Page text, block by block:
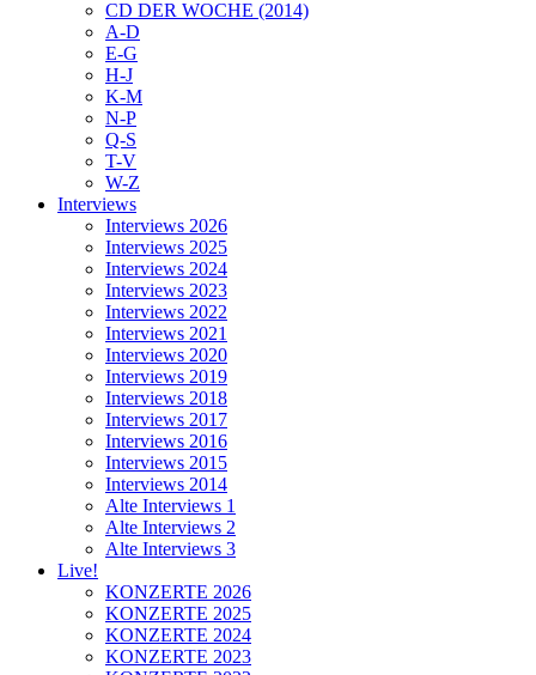
CD DER WOCHE (2014)
A-D
E-G
H-J
K-M
N-P
Q-S
T-V
W-Z
Interviews
Interviews 2026
Interviews 2025
Interviews 2024
Interviews 2023
Interviews 2022
Interviews 2021
Interviews 2020
Interviews 2019
Interviews 2018
Interviews 2017
Interviews 2016
Interviews 2015
Interviews 2014
Alte Interviews 1
Alte Interviews 2
Alte Interviews 3
Live!
KONZERTE 2026
KONZERTE 2025
KONZERTE 2024
KONZERTE 2023